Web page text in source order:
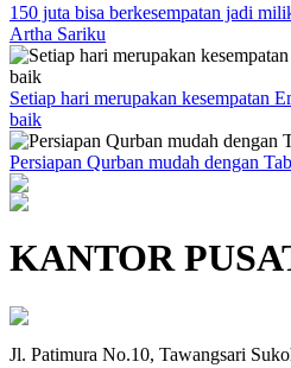
150 juta bisa berkesempatan jadi
Artha Sariku
Setiap hari merupakan kesempatan
baik
Persiapan Qurban mudah dengan
KANTOR
Jl. Patimura No.10, Tawangsari